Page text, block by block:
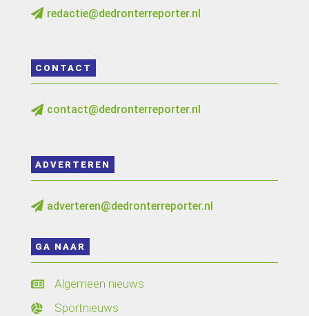
 redactie@dedronterreporter.nl
CONTACT
 contact@dedronterreporter.nl
ADVERTEREN
 adverteren@dedronterreporter.nl
GA NAAR
 Algemeen nieuws
 Sportnieuws